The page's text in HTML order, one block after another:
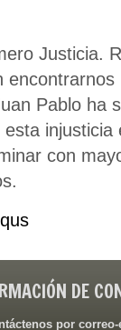
Justicia.
Pablo ha
con
DE
por